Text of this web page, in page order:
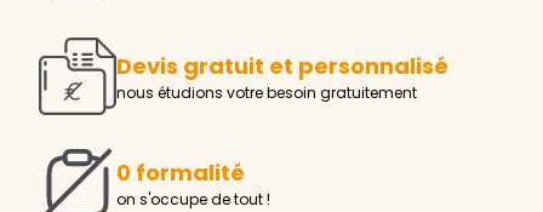
Devis gratuit et personnalisé
nous étudions votre besoin gratuitement
0 formalité
on s'occupe de tout !